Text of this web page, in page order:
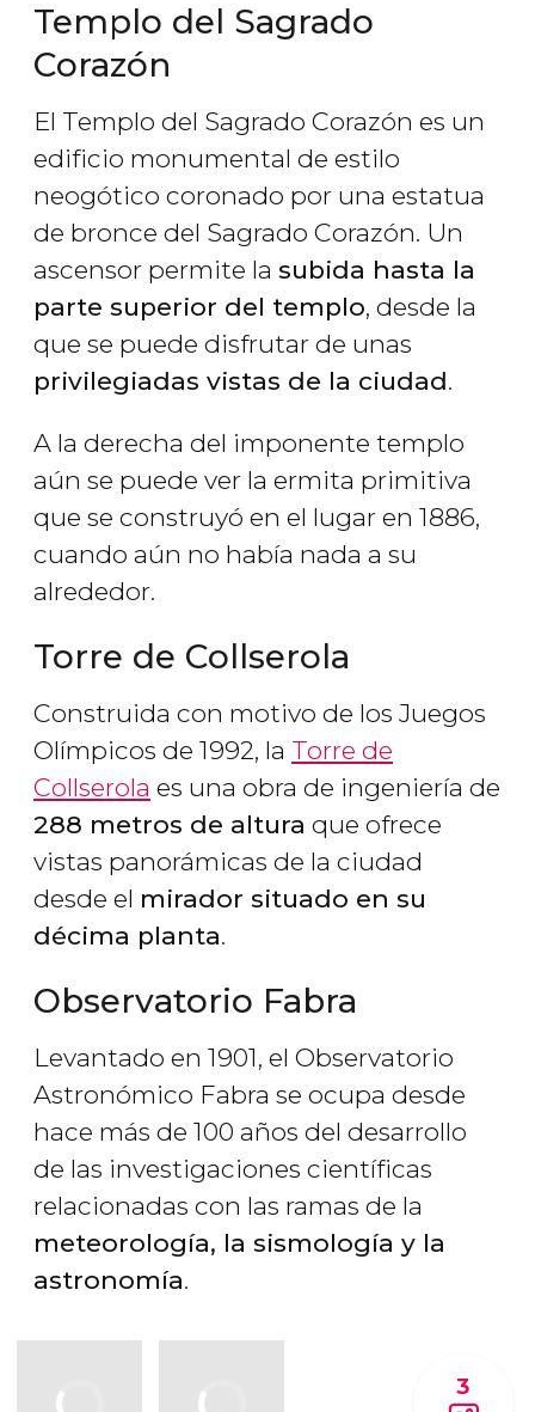
Templo del Sagrado
Corazón
El Templo del Sagrado Corazón es un
edificio monumental de estilo
neogótico coronado por una estatua
de bronce del Sagrado Corazón. Un
ascensor permite la subida hasta la
parte superior del templo, desde la
que se puede disfrutar de unas
privilegiadas vistas de la ciudad.
A la derecha del imponente templo
aún se puede ver la ermita primitiva
que se construyó en el lugar en 1886,
cuando aún no había nada a su
alrededor.
Torre de Collserola
Construida con motivo de los Juegos
Olímpicos de 1992, la Torre de
Collserola es una obra de ingeniería de
288 metros de altura que ofrece
vistas panorámicas de la ciudad
desde el mirador situado en su
décima planta.
Observatorio Fabra
Levantado en 1901, el Observatorio
Astronómico Fabra se ocupa desde
hace más de 100 años del desarrollo
de las investigaciones científicas
relacionadas con las ramas de la
meteorología, la sismología y la
astronomía.
3